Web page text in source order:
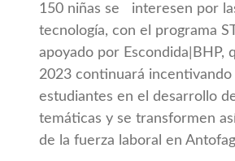
150 niñas se interesen por
tecnología, con el programa
apoyado por Escondida|BHP,
2023 continuará incentivando
estudiantes en el desarrollo
temáticas y se transformen
de la fuerza laboral en